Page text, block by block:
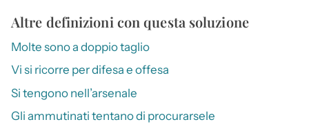
Altre definizioni con questa soluzione
Molte sono a doppio taglio
Vi si ricorre per difesa e offesa
Si tengono nell’arsenale
Gli ammutinati tentano di procurarsele